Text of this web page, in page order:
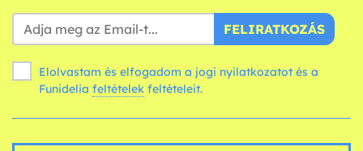
FELIRATKOZÁS
Elolvastam és elfogadom a jogi nyilatkozatot és a
Funidelia feltételek feltételeit.